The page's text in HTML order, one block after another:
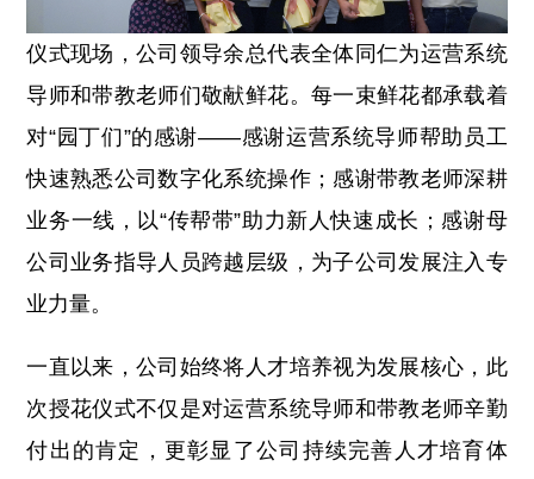
仪式现场，公司领导余总代表全体同仁为运营系统
导师和带教老师们敬献鲜花。每一束鲜花都承载着
对“园丁们”的感谢——感谢运营系统导师帮助员工
快速熟悉公司数字化系统操作；感谢带教老师深耕
业务一线，以“传帮带”助力新人快速成长；感谢母
公司业务指导人员跨越层级，为子公司发展注入专
业力量。
一直以来，公司始终将人才培养视为发展核心，此
次授花仪式不仅是对运营系统导师和带教老师辛勤
付出的肯定，更彰显了公司持续完善人才培育体